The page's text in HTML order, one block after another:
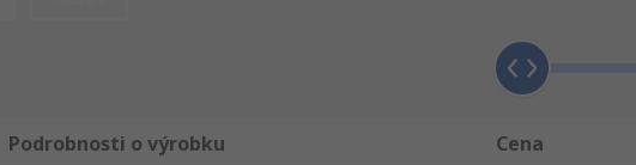
když hledáte Analogové násobiče a děliče výrobek Analog
Podrobnosti o výrobku Cena